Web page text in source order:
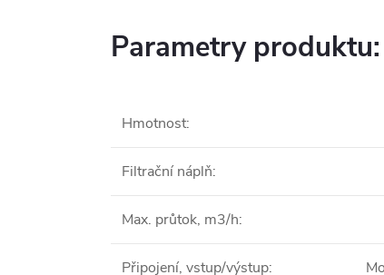
Parametry produktu:
Hmotnost:
Filtrační náplň:
Max. průtok, m3/h:
Připojení, vstup/výstup: